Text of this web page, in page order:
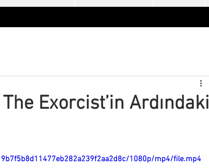
Exorcist’in Ardındaki
1080p/mp4/file.mp4